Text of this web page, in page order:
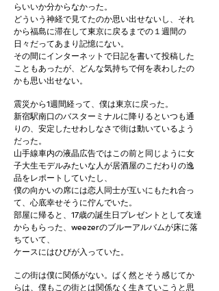
らいいか分からなかった。
どういう神経で見てたのか思い出せないし、それ
から福島に滞在して東京に戻るまでの１週間の
日々だってあまり記憶にない。
その間にインターネットで日記を書いて投稿した
こともあったが、どんな気持ちで何を表わしたの
かも思い出せない。
震災から1週間経って、僕は東京に戻った。
新宿駅南口のバスターミナルに降りるといつも通
りの、安定したせわしなさで街は動いているよう
だった。
山手線車内の液晶広告ではこの前と同じように女
子大生モデルみたいな人が居酒屋のこだわりの逸
品をレポートしていたし、
僕の向かいの席には恋人同士が互いにもたれ合っ
て、心底幸せそうに佇んでいた。
部屋に帰ると、17歳の誕生日プレゼントとして友達
からもらった、weezerのブルーアルバムが床に落
ちていて、
ケースにはひびが入っていた。
この街は僕に関係がない。ばく然とそう感じてか
らは、僕もこの街とは関係なく生きていこうと思